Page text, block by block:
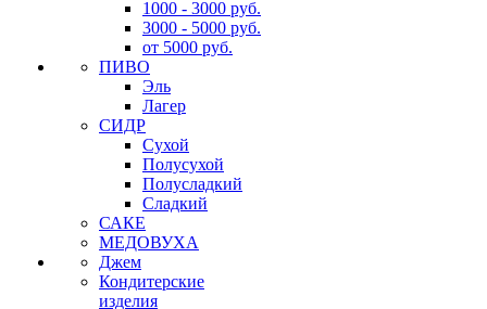
1000 - 3000 руб.
3000 - 5000 руб.
от 5000 руб.
ПИВО
Эль
Лагер
СИДР
Сухой
Полусухой
Полусладкий
Сладкий
САКЕ
МЕДОВУХА
Джем
Кондитерские
изделия